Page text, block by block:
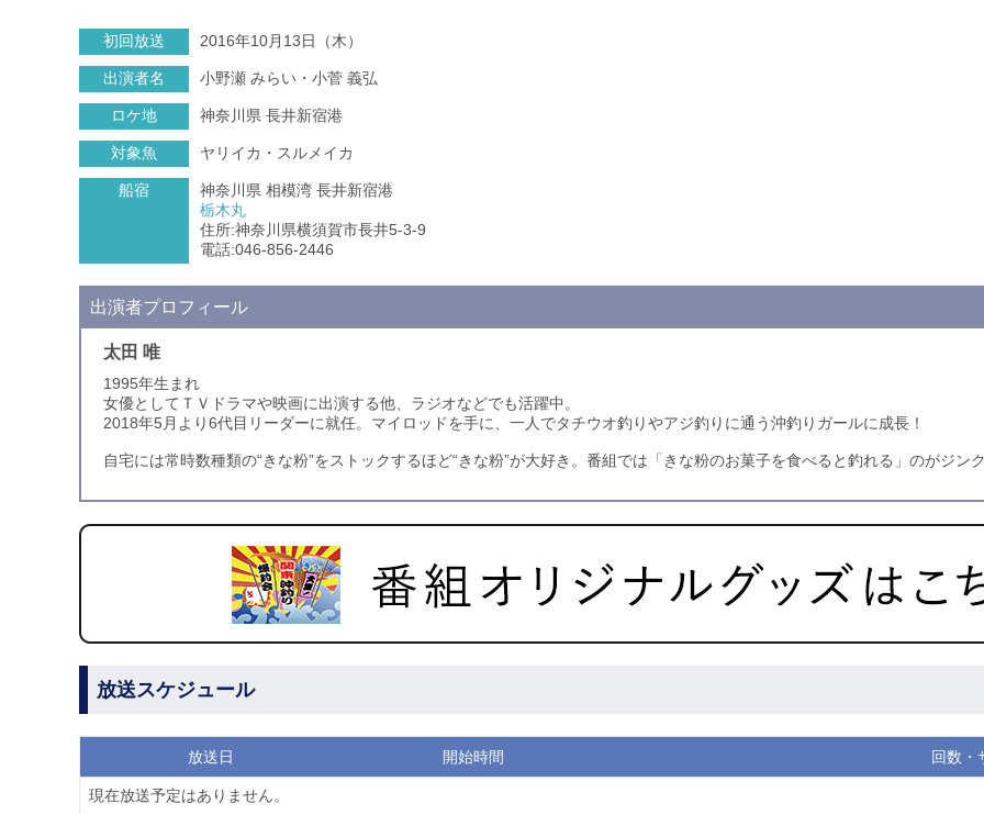
初回放送 2016年10月13日（木）
出演者名 小野瀬 みらい・小菅 義弘
ロケ地 神奈川県 長井新宿港
対象魚 ヤリイカ・スルメイカ
船宿
神奈川県 相模湾 長井新宿港
栃木丸
住所:神奈川県横須賀市長井5-3-9
電話:046-856-2446
出演者プロフィール
太田 唯
1995年生まれ
女優としてＴＶドラマや映画に出演する他、ラジオなどでも活躍中。
2018年5月より6代目リーダーに就任。マイロッドを手に、一人でタチウオ釣りやアジ釣りに通う沖釣りガールに成長！
自宅には常時数種類の“きな粉”をストックするほど“きな粉”が大好き。番組では「きな粉のお菓子を食べると釣れる」のがジン
放送スケジュール
放送日 開始時間 回数・
現在放送予定はありません。